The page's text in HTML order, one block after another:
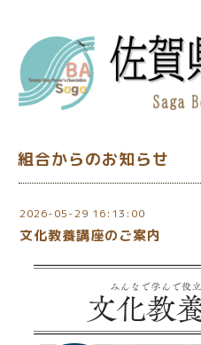
組合からのお知らせ
2026-05-29 16:13:00
文化教養講座のご案内